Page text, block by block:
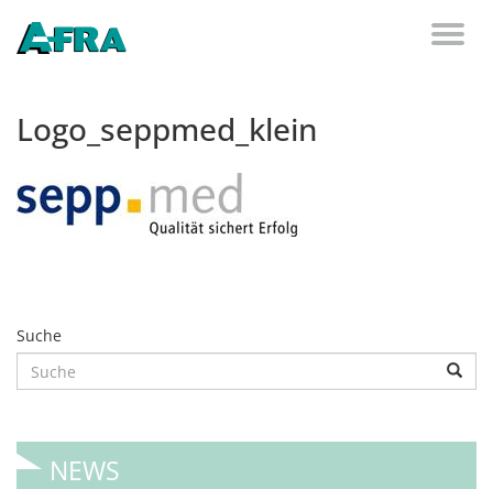
Logo_seppmed_klein
Suche
NEWS